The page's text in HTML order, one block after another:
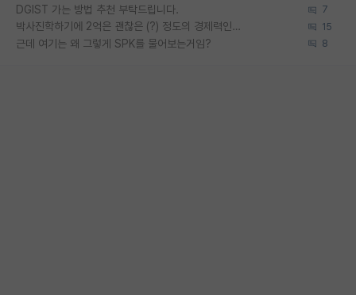
DGIST 가는 방법 추천 부탁드립니다. 7
박사진학하기에 2억은 괜찮은 (?) 정도의 경제력인가요 15
근데 여기는 왜 그렇게 SPK를 물어보는거임? 8